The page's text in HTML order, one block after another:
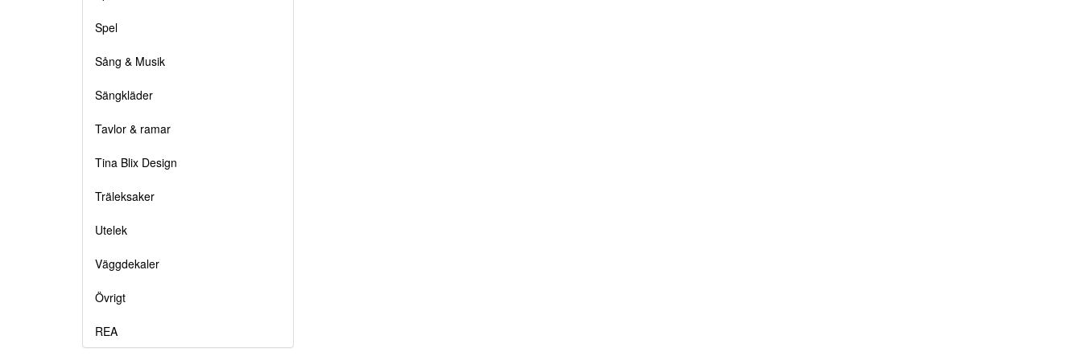
Spel
Sång & Musik
Sängkläder
Tavlor & ramar
Tina Blix Design
Träleksaker
Utelek
Väggdekaler
Övrigt
REA